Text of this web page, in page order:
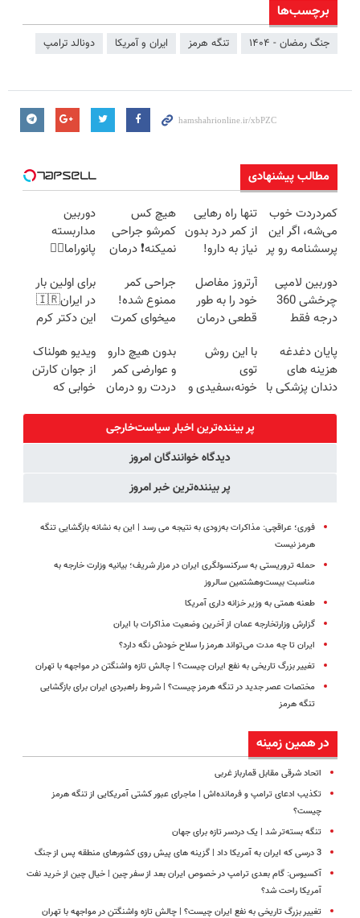
برچسب‌ها
جنگ رمضان - ۱۴۰۴ تنگه هرمز ایران و آمریکا دونالد ترامپ
مطالب پیشنهادی
کمردردت خوب
می‌شه، اگر این
پرسشنامه رو پر
تنها راه رهایی
از کمر درد بدون
نیاز به دارو!
هیچ کس
کمرشو جراحی
نمیکنه❗ درمان
قرص
(پرسشنامه)
دوربین
مداربسته
پانوراما👈🏻
360°و سازگار با
اندروید و ios
دوربین لامپی
چرخشی 360
درجه فقط
🔥 پرداخت
درب منزل
آرتروز مفاصل
خود را به طور
قطعی درمان
◗پرسش‌نامه◖
جراحی کمر
ممنوع شده!
میخوای کمرت
درمان کنی؟
((پرسش‌نامه))
برای اولین بار
در ایران🇮🇷
این دکتر کرم
روزه ساخت!
پایان دغدغه
هزینه های
دندان پزشکی با
با این روش
توی
خونه،سفیدی و
برگردون
(40%off)
بدون هیچ دارو
و عوارضی کمر
دردت رو درمان
(پرسش‌نامه)
ویدیو هولناک
از جوان کارتن
خوابی که
پر بیننده‌ترین اخبار سیاست‌خارجی
دیدگاه خوانندگان امروز
پر بیننده‌ترین خبر امروز
فوری؛ عراقچی: مذاکرات به‌زودی به نتیجه می رسد | این به نشانه بازگشایی تنگه
هرمز نیست
حمله تروریستی به سرکنسولگری ایران در مزار شریف؛ بیانیه وزارت خارجه به
مناسبت بیست‌وهشتمین سالروز
طعنه همتی به وزیر خزانه داری آمریکا
گزارش وزارتخارجه عمان از آخرین وضعیت مذاکرات با ایران
ایران تا چه مدت می‌تواند هرمز را سلاح خودش نگه دارد؟
تغییر بزرگ تاریخی به نفع ایران چیست؟ | چالش تازه واشنگتن در مواجهه با تهران
مختصات عصر جدید در تنگه هرمز چیست؟ | شروط راهبردی ایران برای بازگشایی
تنگه هرمز
در همین زمینه
اتحاد شرقی مقابل قمارباز غربی
تکذیب ادعای ترامپ و فرمانده‌اش | ماجرای عبور کشتی آمریکایی از تنگه هرمز
چیست؟
تنگه بسته‌تر شد | یک دردسر تازه برای جهان
3 درسی که ایران به آمریکا داد | گزینه های پیش روی کشورهای منطقه پس از جنگ
آکسیوس: گام بعدی ترامپ در خصوص ایران بعد از سفر چین | خیال چین از خرید نفت
آمریکا راحت شد؟
تغییر بزرگ تاریخی به نفع ایران چیست؟ | چالش تازه واشنگتن در مواجهه با تهران